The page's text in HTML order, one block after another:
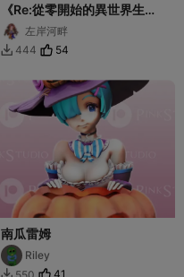
《Re:從零開始的異世界生
活》雷姆
左岸河畔
 444 54
南瓜雷姆
Riley
41